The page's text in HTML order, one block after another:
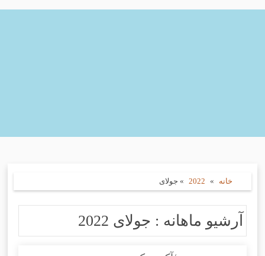
خانه »
2022
» جولای
آرشیو ماهانه : جولای 2022